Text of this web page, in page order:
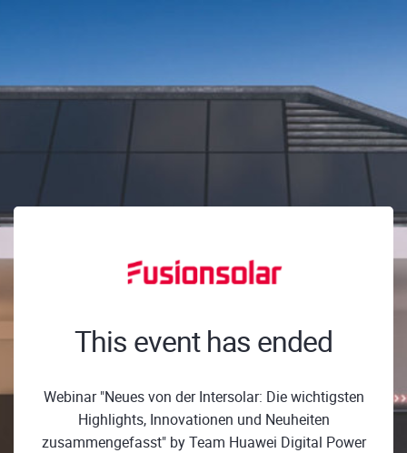
This event has ended
Webinar "Neues von der Intersolar: Die wichtigsten
Highlights, Innovationen und Neuheiten
zusammengefasst" by Team Huawei Digital Power